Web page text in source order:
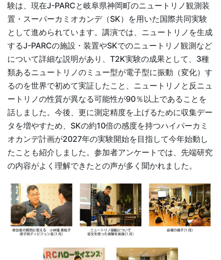
験は、現在J-PARCと岐阜県神岡町のニュートリノ観測装
置・スーパーカミオカンデ（SK）を用いた国際共同実験
として進められています。講演では、ニュートリノを生成
するJ-PARCの施設・装置やSKでのニュートリノ観測など
について詳細な説明があり、T2K実験の成果として、3種
類あるニュートリノのミュー型が電子型に振動（変化）す
るのを世界で初めて実証したこと、ニュートリノと反ニュ
ートリノの性質が異なる可能性が90％以上であることを
話しました。今後、更に測定精度を上げるために収集デー
タを増やすため、SKの約10倍の感度を持つハイパーカミ
オカンデ計画が2027年の実験開始を目指して今年始動し
たことも紹介しました。参加者アンケートでは、先端研究
の内容がよく理解できたとの声が多く聞かれました。